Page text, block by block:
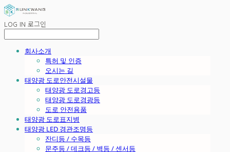
LOG IN 로그인
회사소개
특허 및 인증
오시는 길
태양광 도로안전시설물
태양광 도로경고등
태양광 도로경광등
도로 안전용품
태양광 도로표지병
태양광 LED 경관조명등
잔디등 / 수목등
문주등 / 데크등 / 벽등 / 센서등